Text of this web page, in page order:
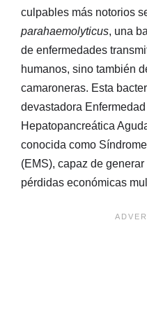
culpables más notorios
parahaemolyticus, una
de enfermedades
humanos, sino también
camaroneras. Esta
devastadora
Hepatopancreática
conocida como
(EMS), capaz de
pérdidas económicas